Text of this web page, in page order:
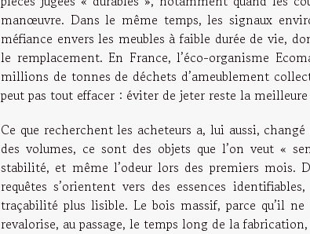
manœuvre. Dans le même temps, les signaux
méfiance envers les meubles à faible durée de vie,
le remplacement. En France, l’éco-organisme
millions de tonnes de déchets d’ameublement
peut pas tout effacer : éviter de jeter reste la
Ce que recherchent les acheteurs a, lui aussi,
des volumes, ce sont des objets que l’on veut «
stabilité, et même l’odeur lors des premiers mois.
requêtes s’orientent vers des essences
traçabilité plus lisible. Le bois massif, parce qu’il
revalorise, au passage, le temps long de la